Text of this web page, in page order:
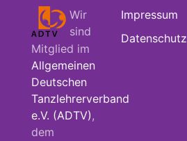
Wir
sind
Mitglied im
Allgemeinen
Deutschen
Tanzlehrerverband
e.V. (ADTV) ,
dem
Impressum
Datenschutz